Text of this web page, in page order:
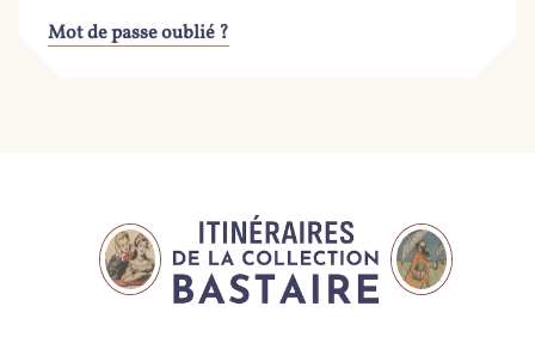
Mot de passe oublié ?